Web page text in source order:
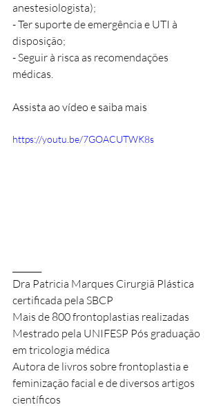
anestesiologista);
- Ter suporte de emergência e UTI à
disposição;
- Seguir à risca as recomendações
médicas.
Assista ao vídeo e saiba mais
https://youtu.be/7GOACUTWK8s
Dra Patricia Marques Cirurgiã Plástica
certificada pela SBCP
Mais de 800 frontoplastias realizadas
Mestrado pela UNIFESP Pós graduação
em tricologia médica
Autora de livros sobre frontoplastia e
feminização facial e de diversos artigos
científicos